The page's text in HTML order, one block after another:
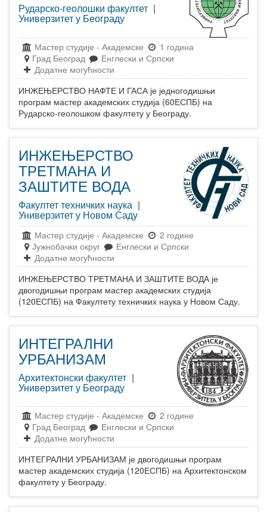
Рударско-геолошки факултет |
Универзитет у Београду
Мастер студије - Академске
1 година
Град Београд
Енглески и Српски
Додатне могућности
ИНЖЕЊЕРСТВО НАФТЕ И ГАСА је једногодишњи
програм мастер академских студија (60ЕСПБ) на
Рударско-геолошком факултету у Београду.
ИНЖЕЊЕРСТВО
ТРЕТМАНА И
ЗАШТИТЕ ВОДА
Факултет техничких наука |
Универзитет у Новом Саду
Мастер студије - Академске
2 године
Јужнобачки округ
Енглески и Српски
Додатне могућности
ИНЖЕЊЕРСТВО ТРЕТМАНА И ЗАШТИТЕ ВОДА је
двогодишњи програм мастер академских студија
(120ЕСПБ) на Факултету техничких наука у Новом Саду.
ИНТЕГРАЛНИ
УРБАНИЗАМ
Архитектонски факултет |
Универзитет у Београду
Мастер студије - Академске
2 године
Град Београд
Енглески и Српски
Додатне могућности
ИНТЕГРАЛНИ УРБАНИЗАМ је двогодишњи програм
мастер академских студија (120ЕСПБ) на Архитектонском
факултету у Београду.